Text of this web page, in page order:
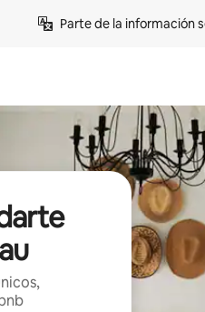
Parte de la información